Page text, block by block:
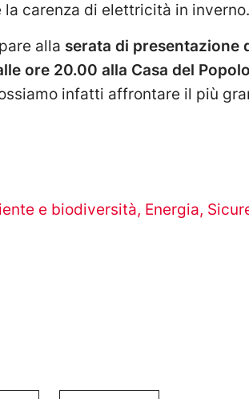
carenza di elettricità in inverno.
alla serata di presentazione
ore 20.00 alla Casa del
infatti affrontare il più
e biodiversità, Energia,